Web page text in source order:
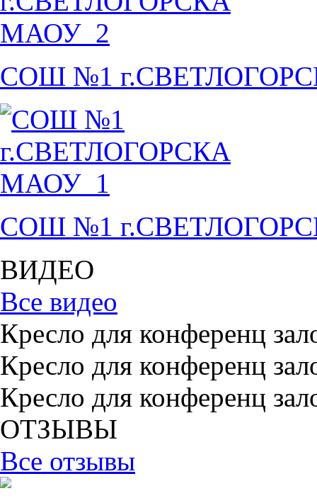
СОШ №1
СОШ №1
ВИДЕО
Все видео
Кресло для конференц
Кресло для конференц
Кресло для конференц
ОТЗЫВЫ
Все отзывы